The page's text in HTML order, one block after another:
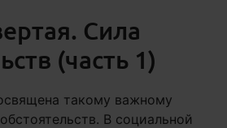
Сила
(часть 1)
такому важному
В социальной